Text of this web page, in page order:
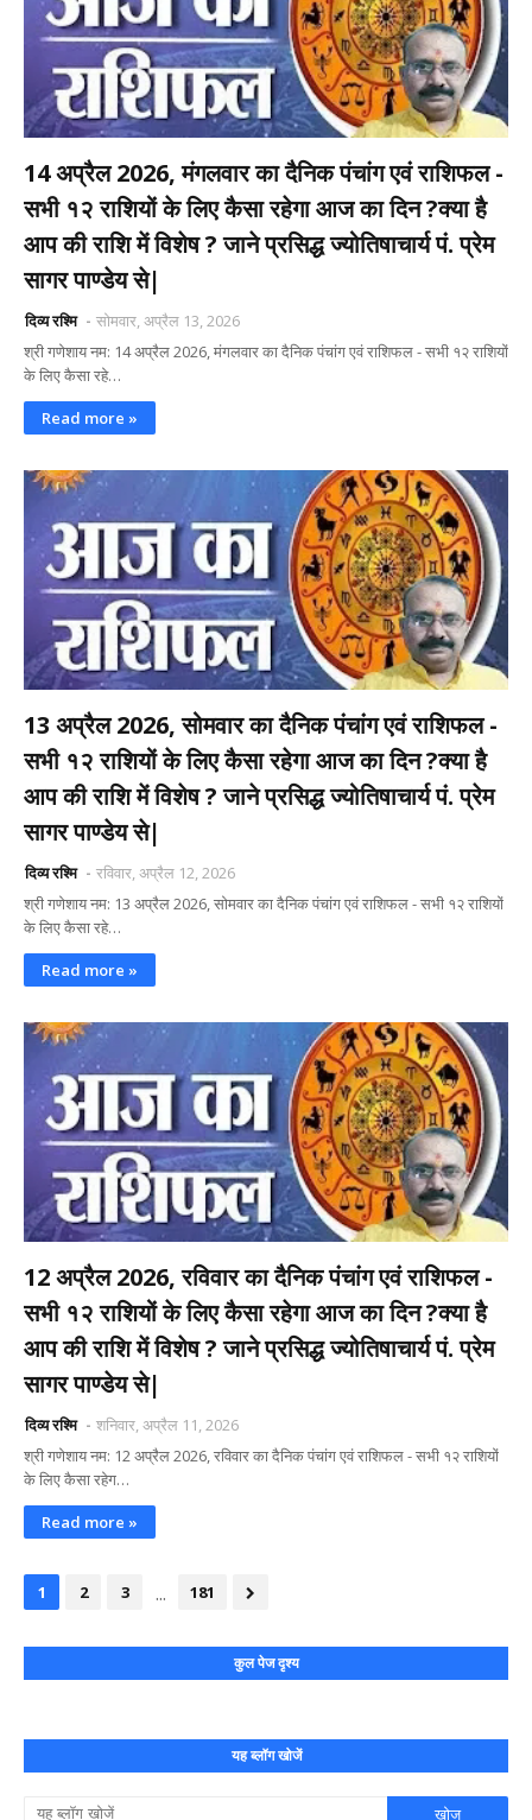
14 अप्रैल 2026, मंगलवार का दैनिक पंचांग एवं राशिफल -
सभी १२ राशियों के लिए कैसा रहेगा आज का दिन ?क्या है
आप की राशि में विशेष ? जाने प्रसिद्ध ज्योतिषाचार्य पं. प्रेम
सागर पाण्डेय से|
दिव्य रश्मि
सोमवार, अप्रैल 13, 2026
श्री गणेशाय नम: 14 अप्रैल 2026, मंगलवार का दैनिक पंचांग एवं राशिफल - सभी १२ राशियों
के लिए कैसा रहे…
Read more »
13 अप्रैल 2026, सोमवार का दैनिक पंचांग एवं राशिफल -
सभी १२ राशियों के लिए कैसा रहेगा आज का दिन ?क्या है
आप की राशि में विशेष ? जाने प्रसिद्ध ज्योतिषाचार्य पं. प्रेम
सागर पाण्डेय से|
दिव्य रश्मि
रविवार, अप्रैल 12, 2026
श्री गणेशाय नम: 13 अप्रैल 2026, सोमवार का दैनिक पंचांग एवं राशिफल - सभी १२ राशियों
के लिए कैसा रहे…
Read more »
12 अप्रैल 2026, रविवार का दैनिक पंचांग एवं राशिफल -
सभी १२ राशियों के लिए कैसा रहेगा आज का दिन ?क्या है
आप की राशि में विशेष ? जाने प्रसिद्ध ज्योतिषाचार्य पं. प्रेम
सागर पाण्डेय से|
दिव्य रश्मि
शनिवार, अप्रैल 11, 2026
श्री गणेशाय नम: 12 अप्रैल 2026, रविवार का दैनिक पंचांग एवं राशिफल - सभी १२ राशियों
के लिए कैसा रहेग…
Read more »
1 2 3 ... 181
कुल पेज दृश्य
यह ब्लॉग खोजें